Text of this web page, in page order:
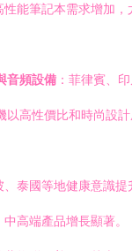
能筆記本需求增加
音頻設備 ：菲律賓、
以高性價比和時尚設
、泰國等地健康意識
高端產品增長顯著。